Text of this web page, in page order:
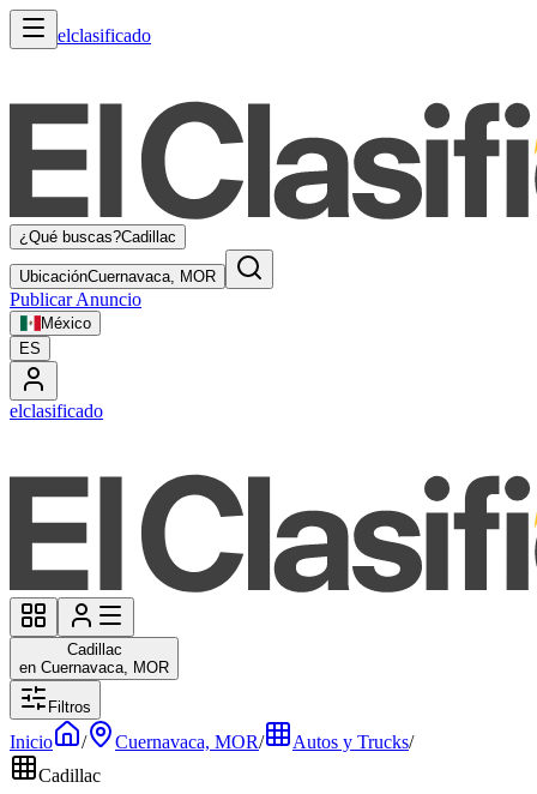
elclasificado
¿Qué buscas?Cadillac
UbicaciónCuernavaca, MOR
Publicar Anuncio
México
ES
elclasificado
Cadillac
en Cuernavaca, MOR
Filtros
Inicio / Cuernavaca, MOR/ Autos y Trucks/
Cadillac